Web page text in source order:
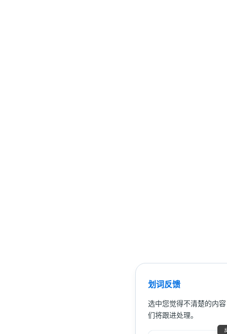
划词反馈
选中您觉得不清楚的内
们将跟进处理。